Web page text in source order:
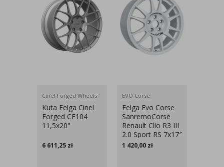
Cinel Forged Wheels
Kuta Felga Cinel
Forged CF104
11,5x20"
6 611,25 zł
EVO Corse
Felga Evo Corse
SanremoCorse
Renault Clio R3 III
2.0 Sport RS 7x17″
1 420,00 zł